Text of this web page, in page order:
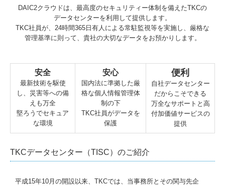
DAIC2クラウドは、最高度のセキュリティー体制を備えたTKCの
データセンターを利用して提供します。
TKC社員が、24時間365日有人による常駐監視等を実施し、厳格な
管理基準に則って、貴社の大切なデータをお預かりします。
安全
最新技術を駆使
し、災害等への備
えも万全
堅ろうでセキュア
な環境
安心
国内法に準拠した厳
格な個人情報管理体
制の下
TKC社員がデータを
保護
便利
自社データセンター
だからこそできる
万全なサポートと高
付加価値サービスの
提供
TKCデータセンター（TISC）のご紹介
平成15年10月の開設以来、TKCでは、当事務所とその関与先企